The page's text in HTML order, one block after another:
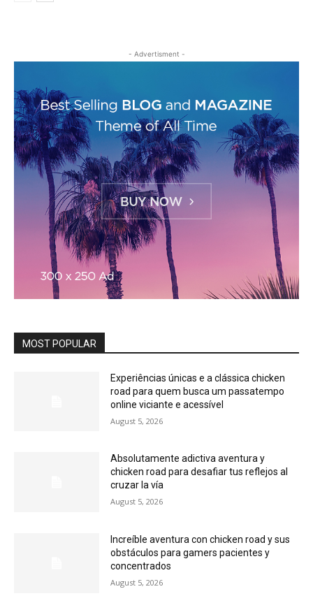
- Advertisment -
MOST POPULAR
Experiências únicas e a clássica chicken
road para quem busca um passatempo
online viciante e acessível
August 5, 2026
Absolutamente adictiva aventura y
chicken road para desafiar tus reflejos al
cruzar la vía
August 5, 2026
Increíble aventura con chicken road y sus
obstáculos para gamers pacientes y
concentrados
August 5, 2026